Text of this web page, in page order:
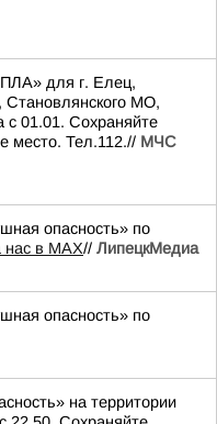
для г. Елец,
Становлянского МО,
с 01.01. Сохраняйте
место. Тел.112.// МЧС
опасность» по
нас в МАХ// ЛипецкМедиа
опасность» по
на территории